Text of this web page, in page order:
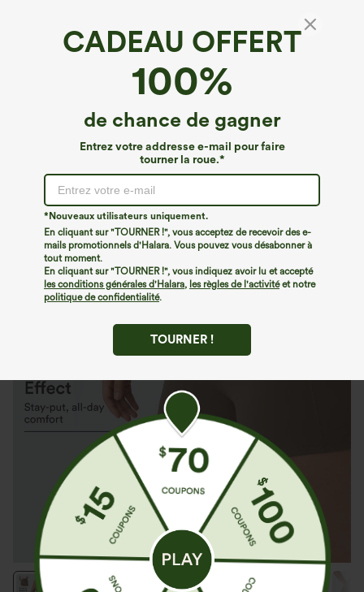
CADEAU OFFERT
100%
de chance de gagner
Entrez votre addresse e-mail pour faire
tourner la roue.*
*Nouveaux utilisateurs uniquement.
En cliquant sur "TOURNER !", vous acceptez de recevoir des e-
mails promotionnels d'Halara. Vous pouvez vous désabonner à
tout moment.
En cliquant sur "TOURNER !", vous indiquez avoir lu et accepté
les conditions générales d'Halara, les règles de l'activitéet notre
politique de confidentialité.
TOURNER !
Halara UltraSculpt™*
Grande taille Halara UltraSculpt™ SoCinched
short d'entraînement taille haute gainant pour
€26,95 EUR